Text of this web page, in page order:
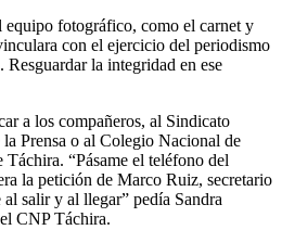
equipo fotográfico, como el carnet y
con el ejercicio del periodismo
la integridad en ese
a los compañeros, al Sindicato
Prensa o al Colegio Nacional de
Táchira. “Pásame el teléfono del
la petición de Marco Ruiz, secretario
salir y al llegar” pedía Sandra
CNP Táchira.